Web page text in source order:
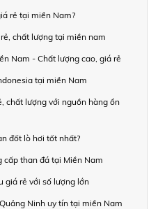
rẻ tại miền Nam?
chất lượng tại miền nam
Nam - Chất lượng cao, giá rẻ
tại miền Nam
chất lượng với nguồn hàng ổn
đốt lò hơi tốt nhất?
cấp than đá tại Miền Nam
giá rẻ với số lượng lớn
Ninh uy tín tại miền Nam